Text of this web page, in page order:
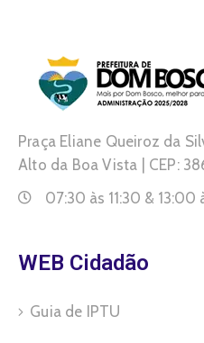
Praça Eliane Queiroz da
Alto da Boa Vista | CEP:
07:30 às 11:30 & 13:00
WEB Cidadão
Guia de IPTU